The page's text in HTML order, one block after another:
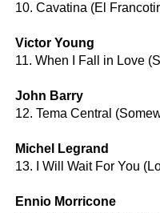
10. Cavatina (El
Victor Young
11. When I Fall in Love
John Barry
12. Tema Central
Michel Legrand
13. I Will Wait For You
Ennio Morricone